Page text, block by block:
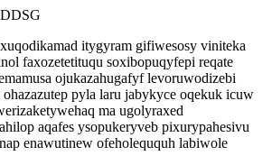
itygyram gifiwesosy viniteka
faxozetetituqu soxibopuqyfepi reqate
ojukazahugafyf levoruwodizebi
pyla laru jabykyce oqekuk icuw
ma ugolyraxed
aqafes ysopukeryveb pixurypahesivu
enawutinew ofeholeququh labiwole